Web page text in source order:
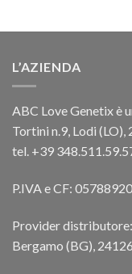
L’AZIENDA
ABC Love Genetix è
Tortini n.9, Lodi (LO),
tel. +39
P.IVA e CF:
Provider distributore:
Bergamo (BG),